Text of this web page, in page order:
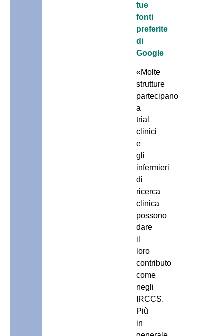
tue
fonti
preferite
di
Google
«Molte
strutture
partecipano
a
trial
clinici
e
gli
infermieri
di
ricerca
clinica
possono
dare
il
loro
contributo
come
negli
IRCCS.
Più
in